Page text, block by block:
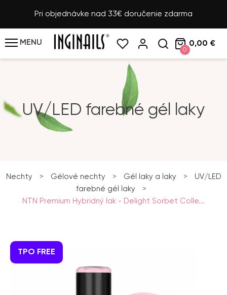
Pri objednávke nad 33€ doručenie zdarma
MENU
0
0,00 €
UV/LED farebné gél laky
Nechty > Gélové nechty > Gél laky a laky >
UV/LED
farebné gél laky
>
NTN Premium Hybridný lak - Delight Sorbet Colle...
TPO FREE